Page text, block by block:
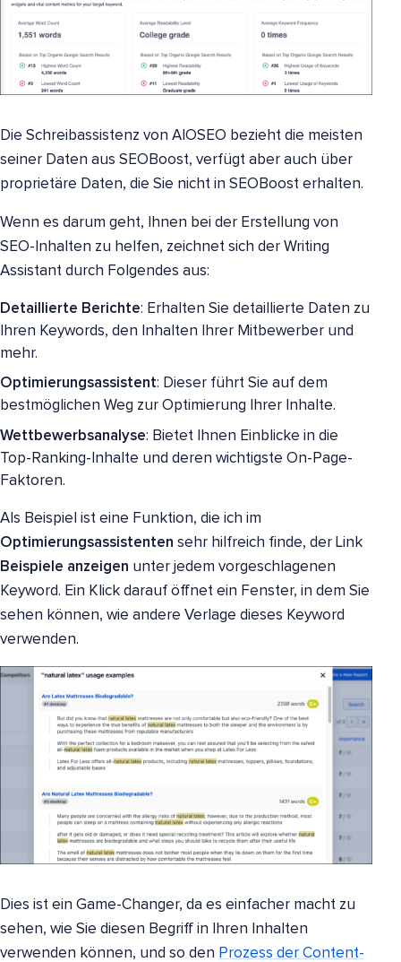
Die Schreibassistenz von AIOSEO bezieht die meisten
seiner Daten aus SEOBoost, verfügt aber auch über
proprietäre Daten, die Sie nicht in SEOBoost erhalten.
Wenn es darum geht, Ihnen bei der Erstellung von
SEO-Inhalten zu helfen, zeichnet sich der Writing
Assistant durch Folgendes aus:
Detaillierte Berichte: Erhalten Sie detaillierte Daten zu
Ihren Keywords, den Inhalten Ihrer Mitbewerber und
mehr.
Optimierungsassistent: Dieser führt Sie auf dem
bestmöglichen Weg zur Optimierung Ihrer Inhalte.
Wettbewerbsanalyse: Bietet Ihnen Einblicke in die
Top-Ranking-Inhalte und deren wichtigste On-Page-
Faktoren.
Als Beispiel ist eine Funktion, die ich im
Optimierungsassistenten sehr hilfreich finde, der Link
Beispiele anzeigen unter jedem vorgeschlagenen
Keyword. Ein Klick darauf öffnet ein Fenster, in dem Sie
sehen können, wie andere Verlage dieses Keyword
verwenden.
Dies ist ein Game-Changer, da es einfacher macht zu
sehen, wie Sie diesen Begriff in Ihren Inhalten
verwenden können, und so den Prozess der Content-